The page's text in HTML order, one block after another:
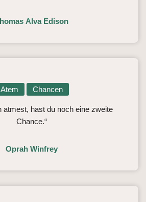
Alva Edison
Atem Chancen
atmest, hast du noch eine zweite
Chance.“
Oprah Winfrey